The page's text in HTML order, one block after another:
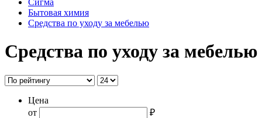
Сигма
Бытовая химия
Средства по уходу за мебелью
Средства по уходу за мебелью
Цена
от
₽